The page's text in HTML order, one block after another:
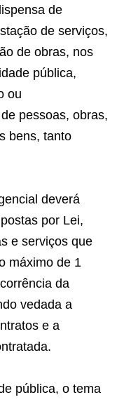
de
de serviços,
de obras, nos
pública,
ou
pessoas, obras,
bens, tanto
deverá
por Lei,
e serviços que
máximo de 1
da
vedada a
e a
pública, o tema